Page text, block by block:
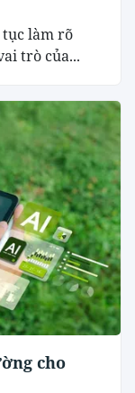
tục làm rõ
trò của...
cho